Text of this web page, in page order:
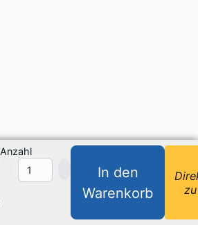
Anzahl
In den
Warenkorb
zu